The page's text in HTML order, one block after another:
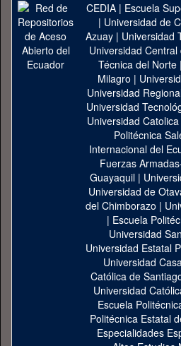
CEDIA| Escuela
| Universidad de
Azuay| Universidad
Universidad
Técnica del Norte |
Milagro |
Universidad
Universidad
Universidad
Politécnica
Internacional del
Fuerzas
Guayaquil|
Universidad de
del Chimborazo |
| Escuela
Universidad
Universidad Estatal
Universidad
Católica de
Universidad
Escuela
Politécnica Estatal
Especialidades